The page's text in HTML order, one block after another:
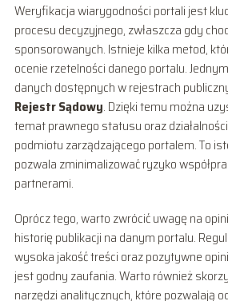
Weryfikacja wiarygodności portali jest
procesu decyzyjnego, zwłaszcza gdy
sponsorowanych. Istnieje kilka metod,
ocenie rzetelności danego portalu.
danych dostępnych w rejestrach
Rejestr Sądowy. Dzięki temu można
temat prawnego statusu oraz
podmiotu zarządzającego portalem. To
pozwala zminimalizować ryzyko
partnerami.
Oprócz tego, warto zwrócić uwagę na
historię publikacji na danym portalu.
wysoka jakość treści oraz pozytywne
jest godny zaufania. Warto również
narzędzi analitycznych, które pozwalają